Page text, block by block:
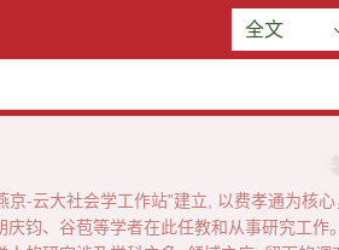
全文
云大社会学工作站”建立, 以费孝通为核心
钧、谷苞等学者在此任教和从事研究工作